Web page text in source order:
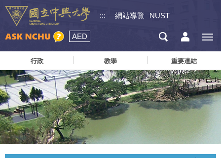
::: 網站導覽 NUST
AED
行政 教學 重要連結